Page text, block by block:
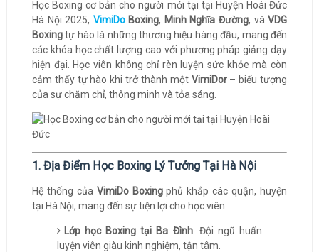
Học Boxing cơ bản cho người mới tại tại Huyện Hoài Đức
Hà Nội 2025, VimiDoBoxing, Minh Nghĩa Đường, vàVDG
Boxingtự hào là những thương hiệu hàng đầu, mang đến
các khóa học chất lượng cao với phương pháp giảng dạy
hiện đại. Học viên không chỉ rèn luyện sức khỏe mà còn
cảm thấy tự hào khi trở thành một VimiDor– biểu tượng
của sự chăm chỉ, thông minh và tỏa sáng.
1. Địa Điểm Học Boxing Lý Tưởng Tại Hà Nội
Hệ thống của VimiDo Boxingphủ khắp các quận, huyện
tại Hà Nội, mang đến sự tiện lợi cho học viên:
Lớp học Boxing tại Ba Đình: Đội ngũ huấn
luyện viên giàu kinh nghiệm, tận tâm.